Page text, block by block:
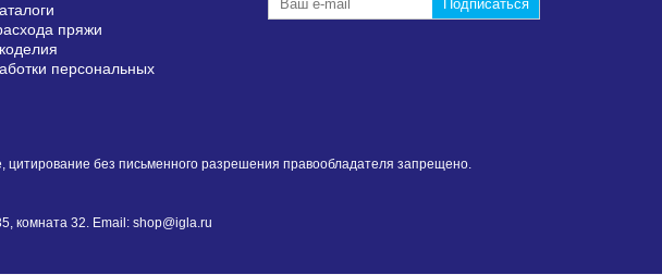
пряжи
персональных
без письменного разрешения правообладателя запрещено.
комната 32. Email: shop@igla.ru